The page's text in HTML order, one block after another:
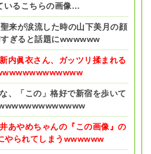
いるこちらの画像…
聖来が涙流した時の山下美月の顔
ぎると話題にwwwwww
内眞衣さん、ガッツリ揉まれる
、「この」格好で新宿を歩いて
あやめちゃんの『この画像』の
やられてしまうwwwwww